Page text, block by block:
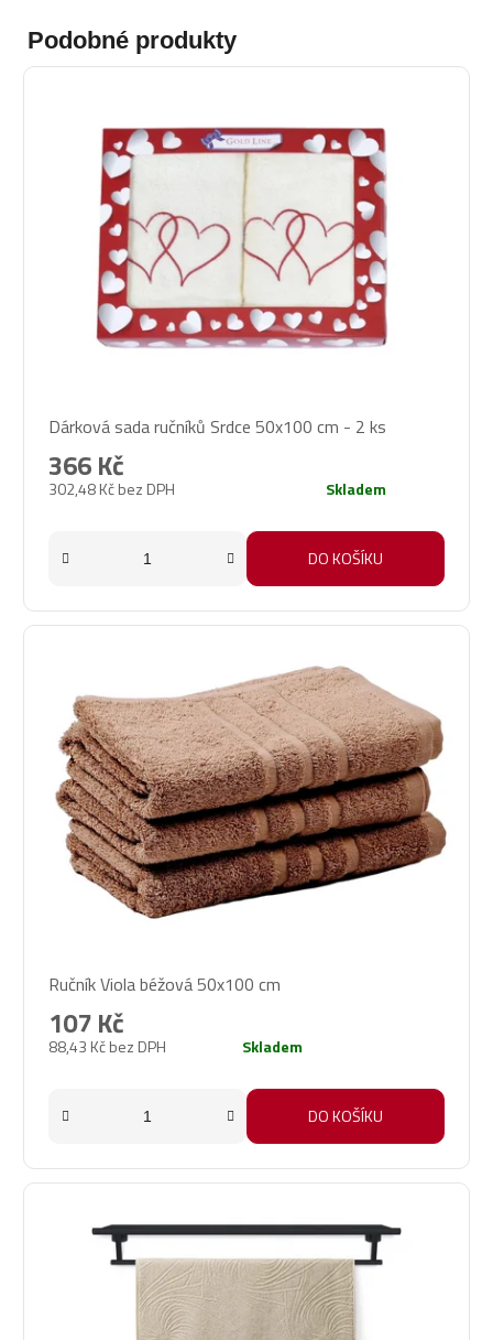
Podobné produkty
Dárková sada ručníků Srdce 50x100 cm - 2 ks
302,48 Kč bez DPH
366 Kč
Skladem
DO KOŠÍKU
Ručník Viola béžová 50x100 cm
88,43 Kč bez DPH
107 Kč
Skladem
DO KOŠÍKU